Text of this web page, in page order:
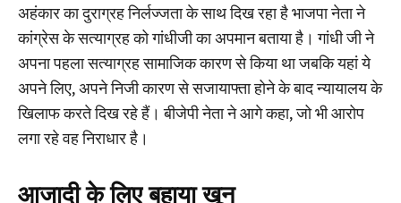
अहंकार का दुराग्रह निर्लज्जता के साथ दिख रहा है भाजपा नेता ने
कांग्रेस के सत्याग्रह को गांधीजी का अपमान बताया है। गांधी जी ने
अपना पहला सत्याग्रह सामाजिक कारण से किया था जबकि यहां ये
अपने लिए, अपने निजी कारण से सजायाफ्ता होने के बाद न्यायालय के
खिलाफ करते दिख रहे हैं। बीजेपी नेता ने आगे कहा, जो भी आरोप
लगा रहे वह निराधार है।
आजादी के लिए बहाया खून